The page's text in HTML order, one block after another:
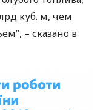
куб. м, чем
– сказано в